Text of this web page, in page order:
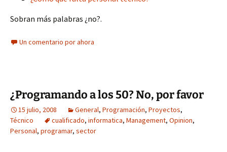
Sobran más palabras ¿no?.
Un comentario por ahora
¿Programando a los 50? No, por favor
15 julio, 2008 General, Programación, Proyectos,
Técnico
cualificado, informatica, Management, Opinion,
Personal, programar, sector